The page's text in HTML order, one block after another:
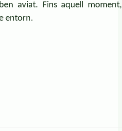
aviat. Fins aquell
entorn.